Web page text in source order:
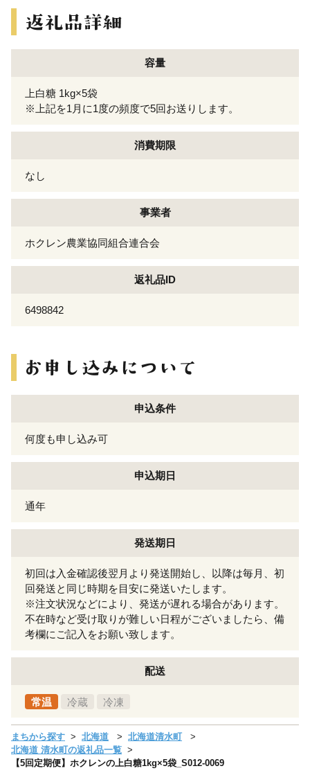
容量
上白糖 1kg×5袋
※上記を1月に1度の頻度で5回お送りします。
消費期限
なし
事業者
ホクレン農業協同組合連合会
返礼品ID
6498842
申込条件
何度も申し込み可
申込期日
通年
発送期日
初回は入金確認後翌月より発送開始し、以降は毎月、初
回発送と同じ時期を目安に発送いたします。
※注文状況などにより、発送が遅れる場合があります。
不在時など受け取りが難しい日程がございましたら、備
考欄にご記入をお願い致します。
配送
常温 冷蔵 冷凍
まちから探す 北海道
北海道清水町
北海道 清水町の返礼品一覧
【5回定期便】ホクレンの上白糖1kg×5袋_S012-0069